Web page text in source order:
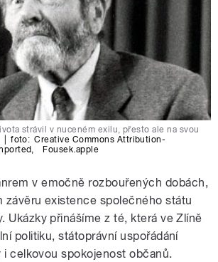
strávil v nuceném exilu, přesto ale na svou
foto: Creative Commons Attribution-
, Fousek.apple
v emočně rozbouřených dobách,
závěru existence společného státu
Ukázky přinášíme z té, která ve Zlíně
politiku, státoprávní uspořádání
i celkovou spokojenost občanů.